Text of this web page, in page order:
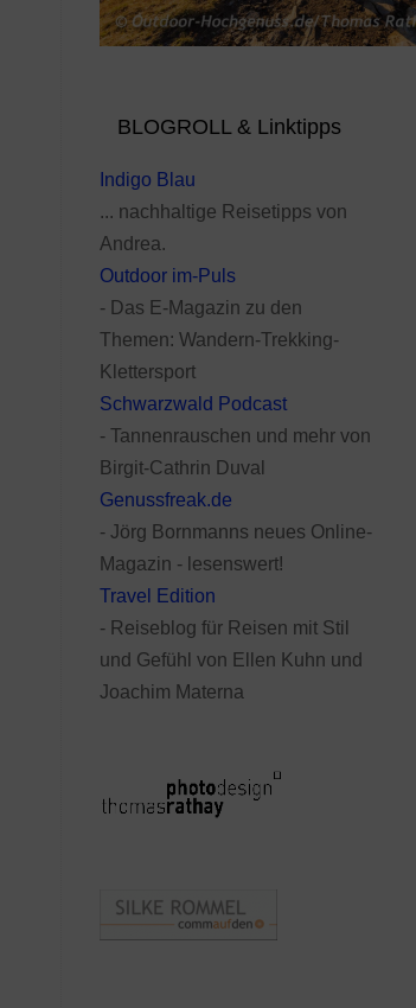
BLOGROLL & Linktipps
Indigo Blau
... nachhaltige Reisetipps von
Andrea.
Outdoor im-Puls
- Das E-Magazin zu den
Themen: Wandern-Trekking-
Klettersport
Schwarzwald Podcast
- Tannenrauschen und mehr von
Birgit-Cathrin Duval
Genussfreak.de
- Jörg Bornmanns neues Online-
Magazin - lesenswert!
Travel Edition
- Reiseblog für Reisen mit Stil
und Gefühl von Ellen Kuhn und
Joachim Materna